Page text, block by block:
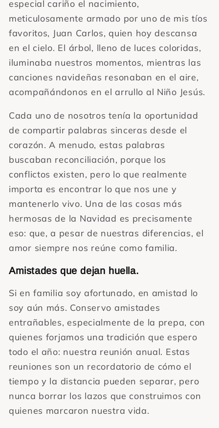
especial cariño el nacimiento,
meticulosamente armado por uno de mis tíos
favoritos, Juan Carlos, quien hoy descansa
en el cielo. El árbol, lleno de luces coloridas,
iluminaba nuestros momentos, mientras las
canciones navideñas resonaban en el aire,
acompañándonos en el arrullo al Niño Jesús.
Cada uno de nosotros tenía la oportunidad
de compartir palabras sinceras desde el
corazón. A menudo, estas palabras
buscaban reconciliación, porque los
conflictos existen, pero lo que realmente
importa es encontrar lo que nos une y
mantenerlo vivo. Una de las cosas más
hermosas de la Navidad es precisamente
eso: que, a pesar de nuestras diferencias, el
amor siempre nos reúne como familia.
Amistades que dejan huella.
Si en familia soy afortunado, en amistad lo
soy aún más. Conservo amistades
entrañables, especialmente de la prepa, con
quienes forjamos una tradición que espero
todo el año: nuestra reunión anual. Estas
reuniones son un recordatorio de cómo el
tiempo y la distancia pueden separar, pero
nunca borrar los lazos que construimos con
quienes marcaron nuestra vida.